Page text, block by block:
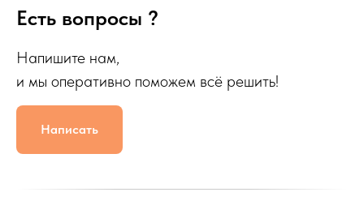
Есть вопросы ?
Напишите нам,
и мы оперативно поможем всё решить!
Написать